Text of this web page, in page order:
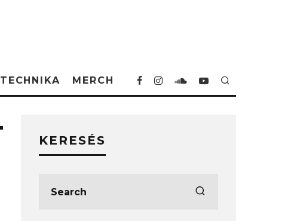
TECHNIKA MERCH
KERESÉS